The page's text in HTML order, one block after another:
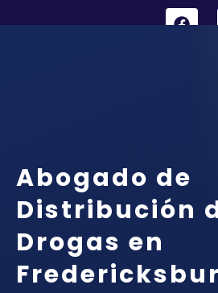
Abogado de
Distribución
Drogas en